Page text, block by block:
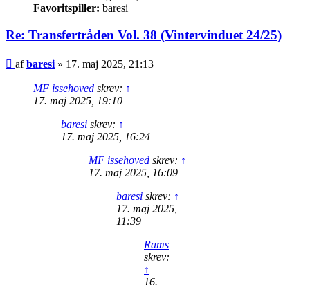
Favoritspiller: baresi
Re: Transfertråden Vol. 38 (Vintervinduet 24/25)
Indlæg
afbaresi » 17. maj 2025, 21:13
MF issehoved skrev: ↑
17. maj 2025, 19:10
baresi skrev: ↑
17. maj 2025, 16:24
MF issehoved skrev: ↑
17. maj 2025, 16:09
baresi skrev: ↑
17. maj 2025,
11:39
Rams
skrev:
↑
16.